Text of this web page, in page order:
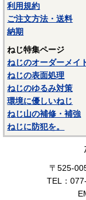
利用規約
ご注文方法・送料
納期
ねじ特集ページ
ねじのオーダーメイ
ねじの表面処理
ねじのゆるみ対策
環境に優しいねじ
ねじ山の補修・補強
ねじに防犯を。
〒525-
TEL：